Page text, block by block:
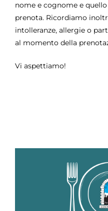
nome e cognome e
prenota. Ricordiamo
intolleranze, allergie o
al momento della
Vi aspettiamo!